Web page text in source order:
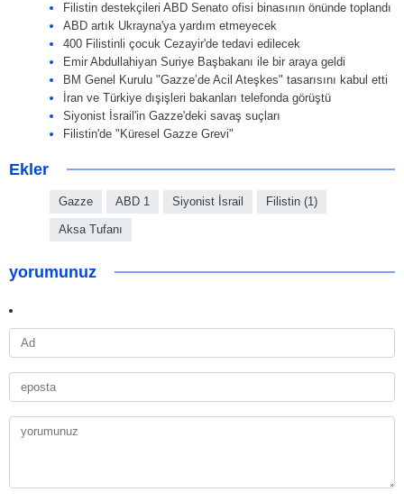
Filistin destekçileri ABD Senato ofisi binasının önünde toplandı
ABD artık Ukrayna'ya yardım etmeyecek
400 Filistinli çocuk Cezayir'de tedavi edilecek
Emir Abdullahiyan Suriye Başbakanı ile bir araya geldi
BM Genel Kurulu "Gazze’de Acil Ateşkes" tasarısını kabul etti
İran ve Türkiye dışişleri bakanları telefonda görüştü
Siyonist İsrail'in Gazze'deki savaş suçları
Filistin'de "Küresel Gazze Grevi"
Ekler
Gazze ABD 1 Siyonist İsrail Filistin (1)
Aksa Tufanı
yorumunuz